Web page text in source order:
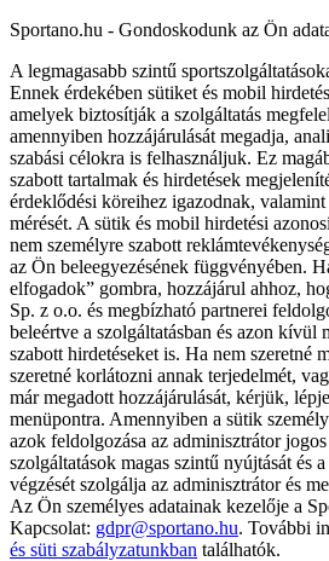
Sportano.hu - Gondoskodunk az Ön
A legmagasabb szintű
Ennek érdekében sütiket és mobil
amelyek biztosítják a szolgáltatás
amennyiben hozzájárulását megadja,
szabási célokra is felhasználjuk. Ez
szabott tartalmak és hirdetések
érdeklődési köreihez igazodnak,
mérését. A sütik és mobil hirdetési
nem személyre szabott
az Ön beleegyezésének függvényében.
elfogadok” gombra, hozzájárul ahhoz,
Sp. z o.o. és megbízható partnerei
beleértve a szolgáltatásban és azon kívül
szabott hirdetéseket is. Ha nem szeretné
szeretné korlátozni annak terjedelmét,
már megadott hozzájárulását, kérjük,
menüpontra. Amennyiben a sütik
azok feldolgozása az adminisztrátor
szolgáltatások magas szintű nyújtását és
végzését szolgálja az adminisztrátor és
Az Ön személyes adatainak kezelője a
Kapcsolat: gdpr@sportano.hu. További
és süti szabályzatunkban találhatók.